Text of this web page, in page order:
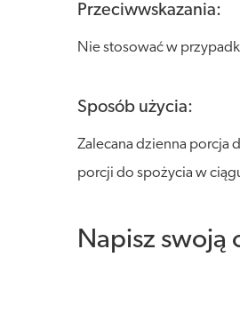
Przeciwwskazania:
Nie stosować w
Sposób użycia:
Zalecana dzienna porcja
porcji do spożycia w
Napisz swoją